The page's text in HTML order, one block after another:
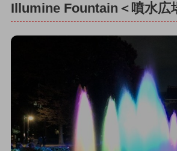
Illumine Fountain＜噴水広